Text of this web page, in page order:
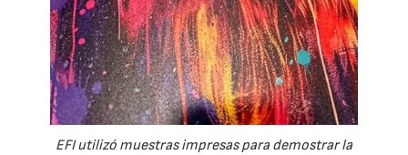
EFI utilizó muestras impresas para demostrar la